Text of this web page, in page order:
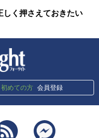
しく押さえておきたい
初めての方 会員登録
RSS